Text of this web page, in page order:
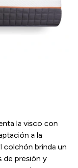
la visco con
a la
colchón brinda un
de presión y